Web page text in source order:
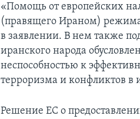
«Помощь от европейских
(правящего Ираном) режима
в заявлении. В нем также
иранского народа
неспособностью к
терроризма и конфликтов в
Решение ЕС о